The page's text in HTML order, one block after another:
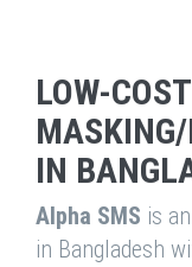
LOW-COST
IN
Alpha SMS is
in Bangladesh